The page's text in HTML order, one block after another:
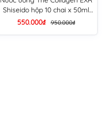
Shiseido hộp 10 chai x 50ml
(mẫu 2024)
550.000₫ 950.000₫